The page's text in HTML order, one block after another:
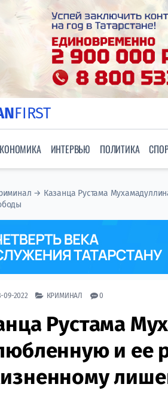
FIRST
ИНТЕРВЬЮ ПОЛИТИКА
→ Казанца Рустама
09-2022 КРИМИНАЛ 0
Рустама
и ее